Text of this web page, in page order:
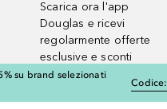
Scarica ora l'app
Douglas e ricevi
regolarmente offerte
esclusive e sconti
su brand selezionati
Codice: